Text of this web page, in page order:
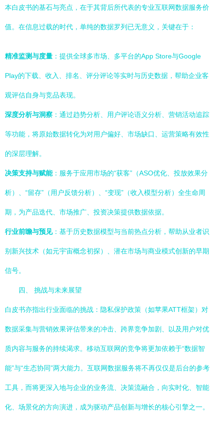
本白皮书的基石与亮点，在于其背后所代表的专业互联网数据服务价
值。在信息过载的时代，单纯的数据罗列已无意义，关键在于：
精准监测与度量 ：提供全球多市场、多平台的App Store与Google
Play的下载、收入、排名、评分评论等实时与历史数据，帮助企业客
观评估自身与竞品表现。
深度分析与洞察 ：通过趋势分析、用户评论语义分析、营销活动追踪
等功能，将原始数据转化为对用户偏好、市场缺口、运营策略有效性
的深层理解。
决策支持与赋能：服务于应用市场的“获客”（ASO优化、投放效果分
析）、“留存”（用户反馈分析）、“变现”（收入模型分析）全生命周
期，为产品迭代、市场推广、投资决策提供数据依据。
行业前瞻与预见：基于历史数据模型与当前热点分析，帮助从业者识
别新兴技术（如元宇宙概念初探）、潜在市场与商业模式创新的早期
信号。
四、 挑战与未来展望
白皮书亦指出行业面临的挑战：隐私保护政策（如苹果ATT框架）对
数据采集与营销效果评估带来的冲击、跨界竞争加剧、以及用户对优
质内容与服务的持续渴求。移动互联网的竞争将更加依赖于“数据智
能”与“生态协同”两大能力。互联网数据服务将不再仅仅是后台的参考
工具，而将更深入地与企业的业务流、决策流融合，向实时化、智能
化、场景化的方向演进，成为驱动产品创新与增长的核心引擎之一。